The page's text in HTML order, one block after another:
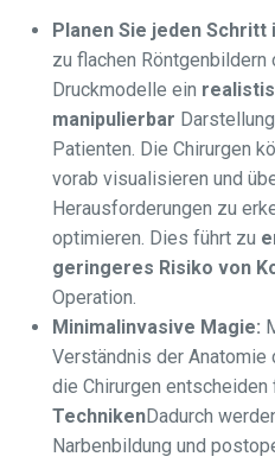
Planen Sie jeden Schritt
zu flachen
Druckmodelle ein
manipulierbar
Patienten. Die Chirurgen
vorab visualisieren und
Herausforderungen zu
optimieren. Dies führt zu
geringeres Risiko von
Operation.
Minimalinvasive Magie:
Verständnis der Anatomie
die Chirurgen entscheiden
TechnikenDadurch
Narbenbildung und